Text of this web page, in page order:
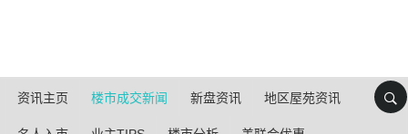
资讯主页 楼市成交新闻 新盘资讯 地区屋苑资讯